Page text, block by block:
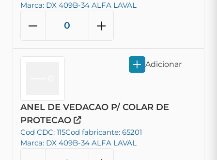
Marca: DX 409B-34 ALFA LAVAL
ANEL DE VEDACAO P/ COLAR DE
PROTECAO
Cod CDC: 115Cod fabricante: 65201
Marca: DX 409B-34 ALFA LAVAL
Adicionar